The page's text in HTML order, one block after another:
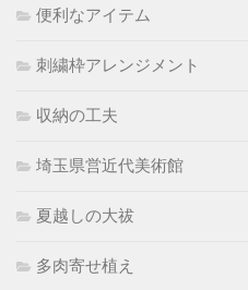
便利なアイテム
刺繍枠アレンジメント
収納の工夫
埼玉県営近代美術館
夏越しの大祓
多肉寄せ植え